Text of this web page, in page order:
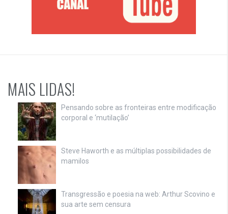
MAIS LIDAS!
Pensando sobre as fronteiras entre modificação
corporal e ‘mutilação’
Steve Haworth e as múltiplas possibilidades de
mamilos
Transgressão e poesia na web: Arthur Scovino e
sua arte sem censura